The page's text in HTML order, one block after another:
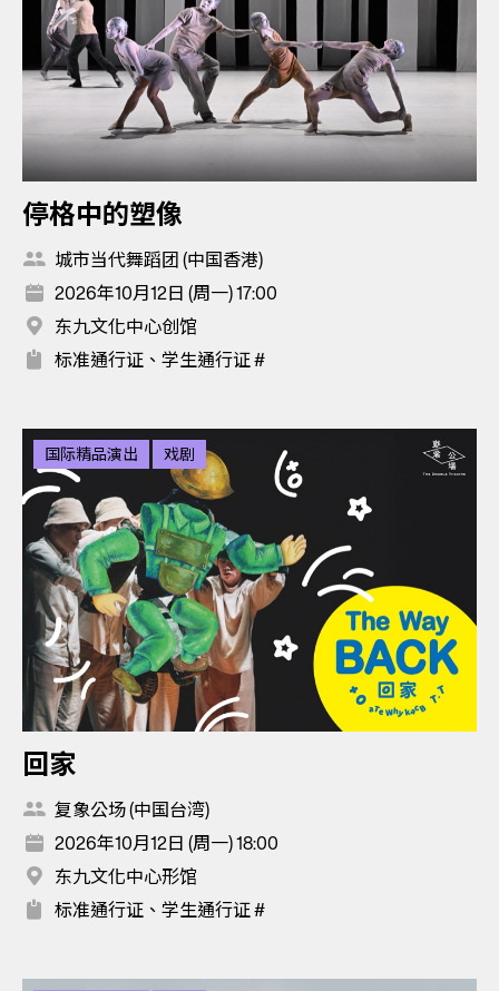
停格中的塑像
城市当代舞蹈团 (中国香港)
2026年10月12日 (周一) 17:00
东九文化中心创馆
标准通行证、学生通行证 #
国际精品演出 戏剧
回家
复象公场 (中国台湾)
2026年10月12日 (周一) 18:00
东九文化中心形馆
标准通行证、学生通行证 #